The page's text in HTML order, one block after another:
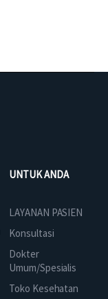
UNTUK ANDA
LAYANAN PASIEN
Konsultasi
Dokter
Umum/Spesialis
Toko Kesehatan